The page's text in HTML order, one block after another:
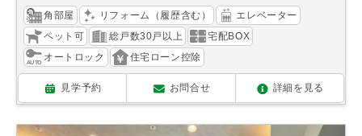
角部屋 リフォーム（履歴含む）
エレベーター
ペット可
総戸数30戸以上
宅配BOX
オートロック
住宅ローン控除
見学予約 お問合せ 詳細を見る